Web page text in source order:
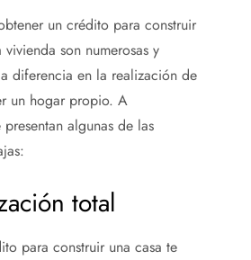
un crédito para construir
son numerosas y
diferencia en la realización de
un hogar propio. A
algunas de las
total
para construir una casa te